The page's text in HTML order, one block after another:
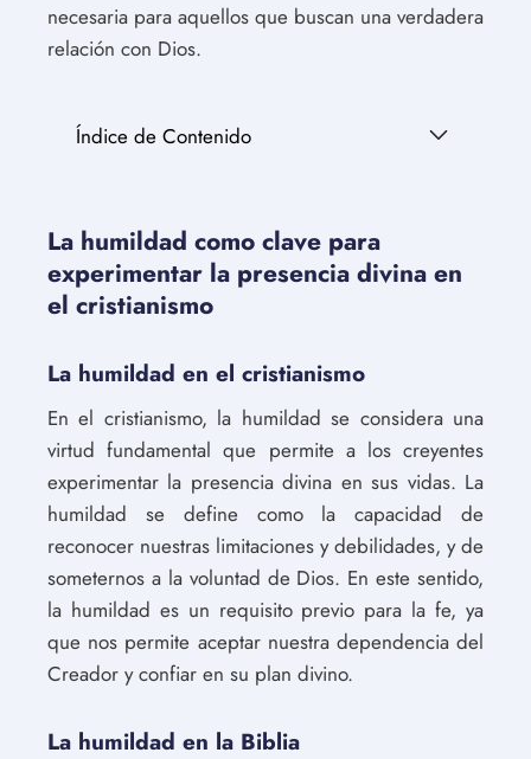
necesaria para aquellos que buscan una verdadera
relación con Dios.
Índice de Contenido
La humildad como clave para
experimentar la presencia divina en
el cristianismo
La humildad en el cristianismo
En el cristianismo, la humildad se considera una
virtud fundamental que permite a los creyentes
experimentar la presencia divina en sus vidas. La
humildad se define como la capacidad de
reconocer nuestras limitaciones y debilidades, y de
someternos a la voluntad de Dios. En este sentido,
la humildad es un requisito previo para la fe, ya
que nos permite aceptar nuestra dependencia del
Creador y confiar en su plan divino.
La humildad en la Biblia